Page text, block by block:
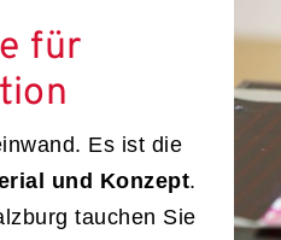
für
Es ist die
und Konzept.
tauchen Sie